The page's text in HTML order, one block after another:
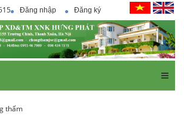
Đăng nhập Đăng ký
thấm